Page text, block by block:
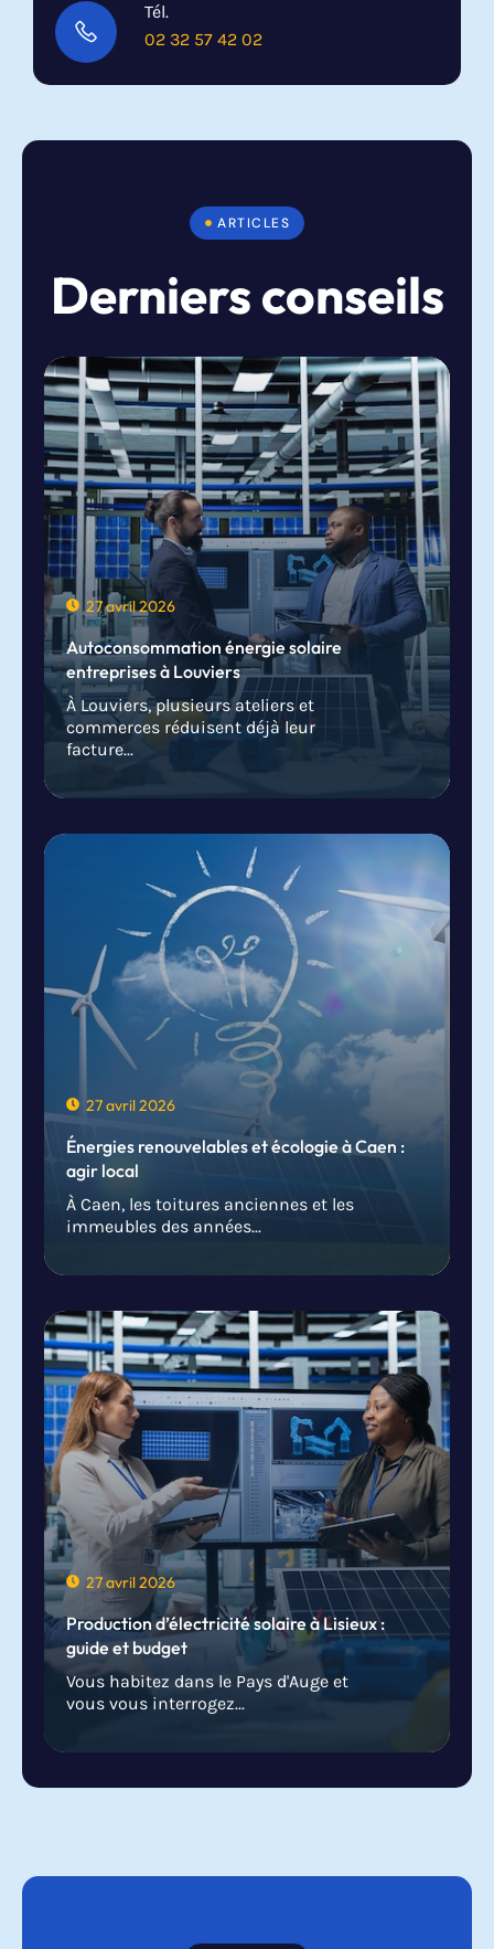
Tél.
02 32 57 42 02
ARTICLES
Derniers conseils
27 avril 2026
Autoconsommation énergie solaire
entreprises à Louviers
À Louviers, plusieurs ateliers et
commerces réduisent déjà leur
facture...
27 avril 2026
Énergies renouvelables et écologie à Caen :
agir local
À Caen, les toitures anciennes et les
immeubles des années...
27 avril 2026
Production d’électricité solaire à Lisieux :
guide et budget
Vous habitez dans le Pays d'Auge et
vous vous interrogez...